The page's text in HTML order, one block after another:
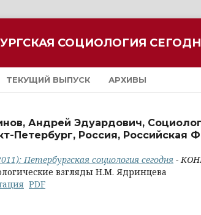
СОЦИОЛОГИЯ
ТЕКУЩИЙ ВЫПУСК АРХИВЫ
Андрей Эдуардович,
Петербург, Россия, Российская
Петербургская социология сегодня -
взгляды Н.М. Ядринцева
PDF